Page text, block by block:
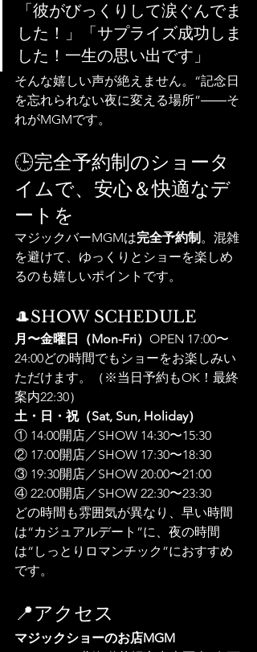
「彼がびっくりして涙ぐんでま
した！」「サプライズ成功しま
した！一生の思い出です」
そんな嬉しい声が絶えません。“記念日
を忘れられない夜に変える場所”――そ
れがMGMです。
🕒完全予約制のショータ
イムで、安心＆快適なデ
ートを
マジックバーMGMは完全予約制 。混雑
を避けて、ゆっくりとショーを楽しめ
るのも嬉しいポイントです。
🎩SHOW SCHEDULE
月〜金曜日（Mon-Fri） OPEN 17:00〜
24:00どの時間でもショーをお楽しみい
ただけます。（※当日予約もOK！最終
案内22:30）
土・日・祝（Sat, Sun, Holiday）
① 14:00開店／SHOW 14:30〜15:30
② 17:00開店／SHOW 17:30〜18:30
③ 19:30開店／SHOW 20:00〜21:00
④ 22:00開店／SHOW 22:30〜23:30
どの時間も雰囲気が異なり、早い時間
は“カジュアルデート”に、夜の時間
は“しっとりロマンチック”におすすめ
です。
📍アクセス
マジックショーのお店MGM